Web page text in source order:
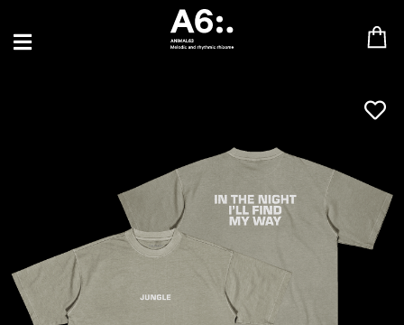
BLU SAMU
MAX BABY
MERYEM ABOULOUAFA
MYTH SYZER